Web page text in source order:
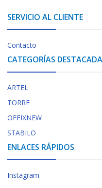
SERVICIO AL CLIENTE
Contacto
CATEGORÍAS
ARTEL
TORRE
OFFIXNEW
STABILO
ENLACES RÁPIDOS
Instagram